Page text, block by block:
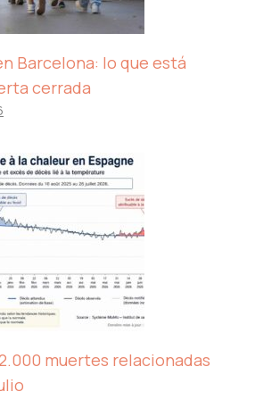
Barcelona: lo que está
cerrada
muertes relacionadas